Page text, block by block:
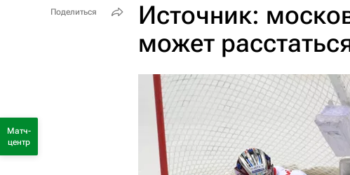
Источник:
может
Поделиться
Матч-
центр